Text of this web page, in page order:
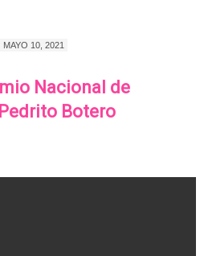
MAYO 10, 2021
Nacional de
Botero